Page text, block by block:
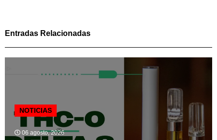
Entradas Relacionadas
NOTICIAS
06 agosto, 2026